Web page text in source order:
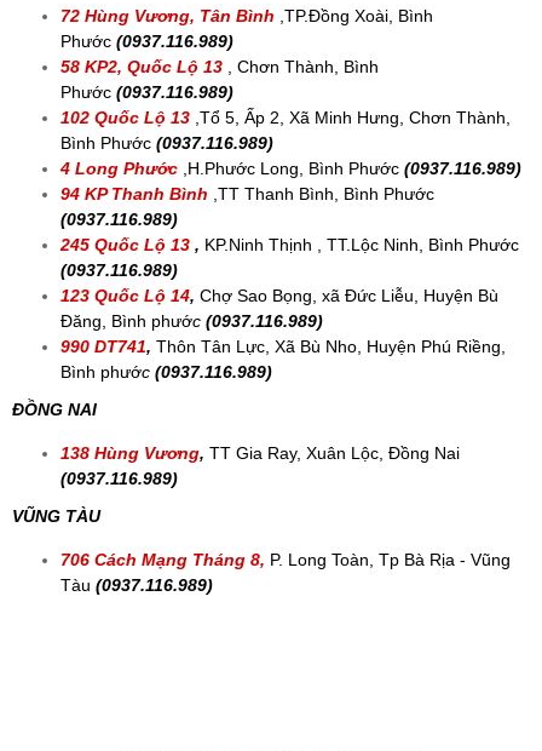
72 Hùng Vương, Tân Bình ,TP.Đồng Xoài, Bình
Phước (0937.116.989)
58 KP2, Quốc Lộ 13 , Chơn Thành, Bình
Phước (0937.116.989)
102 Quốc Lộ 13 ,Tổ 5, Ấp 2, Xã Minh Hưng, Chơn Thành,
Bình Phước (0937.116.989)
4 Long Phước ,H.Phước Long, Bình Phước (0937.116.989)
94 KP Thanh Bình ,TT Thanh Bình, Bình Phước
(0937.116.989)
245 Quốc Lộ 13 , KP.Ninh Thịnh , TT.Lộc Ninh, Bình Phước
(0937.116.989)
123 Quốc Lộ 14, Chợ Sao Bọng, xã Đức Liễu, Huyện Bù
Đăng, Bình phước (0937.116.989)
990 DT741, Thôn Tân Lực, Xã Bù Nho, Huyện Phú Riềng,
Bình phước (0937.116.989)
ĐỒNG NAI
138 Hùng Vương, TT Gia Ray, Xuân Lộc, Đồng Nai
(0937.116.989)
VŨNG TÀU
706 Cách Mạng Tháng 8, P. Long Toàn, Tp Bà Rịa - Vũng
Tàu (0937.116.989)